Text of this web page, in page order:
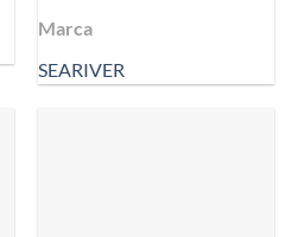
Marca
SEARIVER